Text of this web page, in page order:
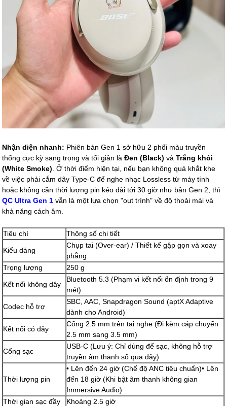
Nhận diện nhanh: Phiên bản Gen 1 sở hữu 2 phối màu truyền
thống cực kỳ sang trọng và tối giản làĐen (Black) vàTrắng khói
(White Smoke) . Ở thời điểm hiện tại, nếu bạn không quá khắt khe
về việc phải cắm dây Type-C để nghe nhạc Lossless từ máy tính
hoặc không cần thời lượng pin kéo dài tới 30 giờ như bản Gen 2, thì
QC Ultra Gen 1 vẫn là một lựa chọn "out trình" về độ thoải mái và
khả năng cách âm.
Tiêu chí Thông số chi tiết
Kiểu dáng
Chụp tai (Over-ear) / Thiết kế gập gọn và xoay
phẳng
Trọng lượng
250 g
Kết nối không dây
Bluetooth 5.3 (Phạm vi kết nối ổn định trong 9
mét)
Codec hỗ trợ
SBC, AAC, Snapdragon Sound (aptX Adaptive
dành cho Android)
Kết nối có dây
Cổng 2.5 mm trên tai nghe (Đi kèm cáp chuyển
2.5 mm sang 3.5 mm)
Cổng sạc
USB-C (Lưu ý: Chỉ dùng để sạc, không hỗ trợ
truyền âm thanh số qua dây)
Thời lượng pin
• Lên đến 24 giờ (Chế độ ANC tiêu chuẩn)• Lên
đến 18 giờ (Khi bật âm thanh không gian
Immersive Audio)
Thời gian sạc đầy
Khoảng 2.5 giờ